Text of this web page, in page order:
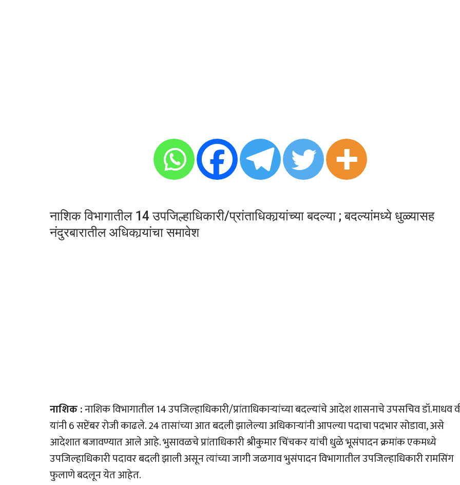
नाशिक विभागातील 14 उपजिल्हाधिकारी/प्रांताधिकार्‍यांच्या बदल्या ; बदल्यांमध्ये धुळ्यासह
नंदुरबारातील अधिकार्‍यांचा समावेश
नाशिक :नाशिक विभागातील 14 उपजिल्हाधिकारी/प्रांताधिकार्‍यांच्या बदल्यांचे आदेश शासनाचे उपसचिव डॉ.माधव
यांनी 6 सप्टेंबर रोजी काढले. 24 तासांच्या आत बदली झालेल्या अधिकार्‍यांनी आपल्या पदाचा पदभार सोडावा, असे
आदेशात बजावण्यात आले आहे. भुसावळचे प्रांताधिकारी श्रीकुमार चिंचकर यांची धुळे भूसंपादन क्रमांक एकमध्ये
उपजिल्हाधिकारी पदावर बदली झाली असून त्यांच्या जागी जळगाव भुसंपादन विभागातील उपजिल्हाधिकारी रामसिंग
फुलाणे बदलून येत आहेत.